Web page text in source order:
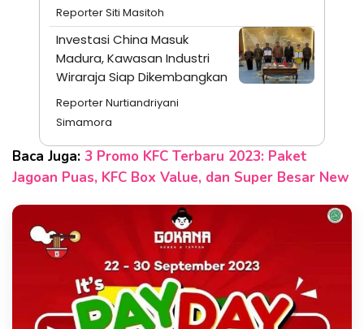
Reporter Siti Masitoh
Investasi China Masuk
Madura, Kawasan Industri
Wiraraja Siap Dikembangkan
Reporter Nurtiandriyani
Simamora
Baca Juga: 3 Promo KFC Terbaru 2023: Paket
Jagoan Puas, KFC Box Value, dan Super Besar New